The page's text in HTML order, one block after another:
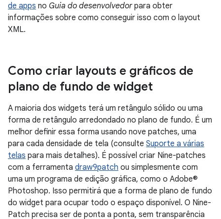
de apps no Guia do desenvolvedorpara obter
informações sobre como conseguir isso com o layout
XML.
Como criar layouts e gráficos de
plano de fundo de widget
A maioria dos widgets terá um retângulo sólido ou uma
forma de retângulo arredondado no plano de fundo. É um
melhor definir essa forma usando nove patches, uma
para cada densidade de tela (consulte Suporte a várias
telas para mais detalhes). É possível criar Nine-patches
com a ferramenta draw9patch ou simplesmente com
uma um programa de edição gráfica, como o Adobe®
Photoshop. Isso permitirá que a forma de plano de fundo
do widget para ocupar todo o espaço disponível. O Nine-
Patch precisa ser de ponta a ponta, sem transparência